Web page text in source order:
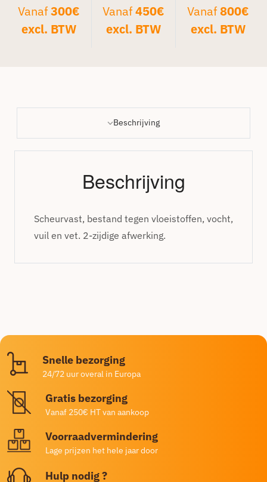
Vanaf300€
excl. BTW
Vanaf450€
excl. BTW
Vanaf800€
excl. BTW
Beschrijving
Beschrijving
Scheurvast, bestand tegen vloeistoffen, vocht,
vuil en vet. 2-zijdige afwerking.
Snelle bezorging
24/72 uur overal in Europa
Gratis bezorging
Vanaf 250€ HT van aankoop
Voorraadvermindering
Lage prijzen het hele jaar door
Hulp nodig ?